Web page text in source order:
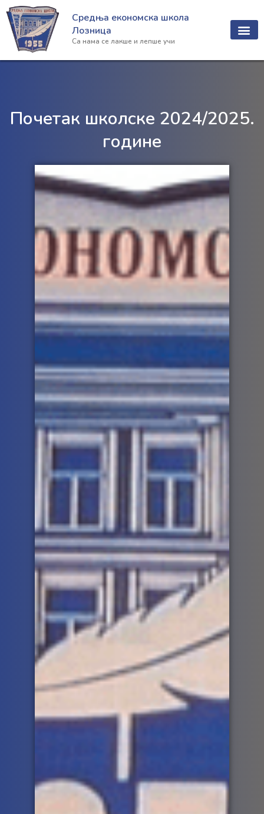
Пређи
на
садржај
Средња економска школа
Лозница
Са нама се лакше и лепше учи
Почетак школске 2024/2025.
године